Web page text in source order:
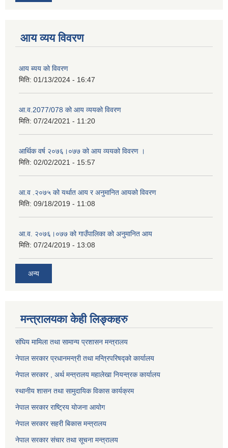
आय व्यय विवरण
आय ब्यय को विवरण
मिति: 01/13/2024 - 16:47
आ.व.2077/078 को आय व्ययको विवरण
मिति: 07/24/2021 - 11:20
आर्थिक वर्ष २०७६।०७७ को आय व्ययको विवरण ।
मिति: 02/02/2021 - 15:57
आ.व .२०७५ को यर्थात आय र अनुमानित आयको विवरण
मिति: 09/18/2019 - 11:08
आ.व. २०७६।०७७ को गाउँपालिका को अनुमानित आय
मिति: 07/24/2019 - 13:08
अन्य
मन्त्रालयका केही लिङ्कहरु
संघिय मामिला तथा सामान्य प्रशासन मन्त्रालय
नेपाल सरकार प्रधानमन्त्री तथा मन्त्रिपरिषद्को कार्यालय
नेपाल सरकार , अर्थ मन्त्रालय महालेखा नियन्त्रक कार्यालय
स्थानीय शासन तथा सामुदायिक विकास कार्यक्रम
नेपाल सरकार राष्ट्रिय योजना आयोग
नेपाल सरकार सहरी बिकास मन्त्रालय
नेपाल सरकार संचार तथा सूचना मन्त्रालय